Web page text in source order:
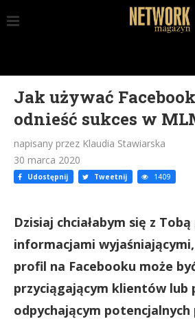
Jak używać
odnieść sukces w
napisany przez Klaudia Stawiarska
30 marca 2020
Udostępnij Tweetnij 1409
Dzisiaj chciałabym się z
informacjami
profil na Facebooku może
przyciągającym klientów lub
odpychającym